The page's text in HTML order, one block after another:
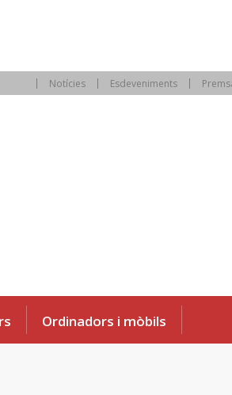
Notícies Esdeveniments
Ordinadors i mòbils